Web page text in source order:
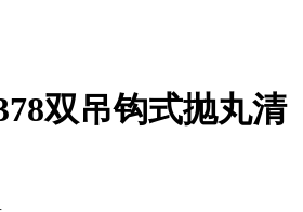
双吊钩式抛丸清